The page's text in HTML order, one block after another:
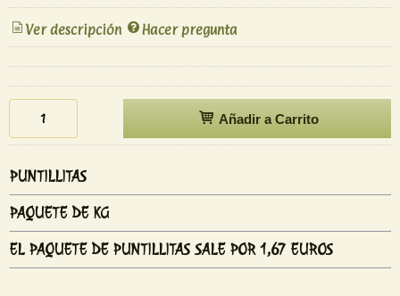
Ver descripción Hacer pregunta
Añadir a Carrito
PUNTILLITAS
PAQUETE DE KG
EL PAQUETE DE PUNTILLITAS SALE POR 1,67 EUROS